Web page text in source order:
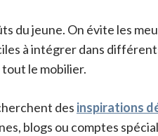
du jeune. On évite les
à intégrer dans
tout le mobilier.
des inspirations
blogs ou comptes